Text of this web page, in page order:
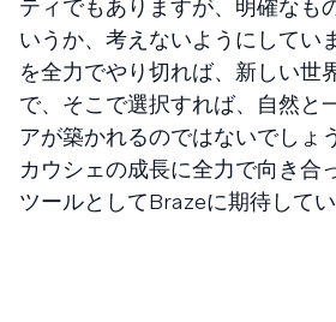
ティでもありますが、明確なも
いうか、考えないようにしてい
を全力でやり切れば、新しい世
で、そこで選択すれば、自然と
アが築かれるのではないでしょ
カウシェの成長に全力で向き合
ツールとしてBrazeに期待してい